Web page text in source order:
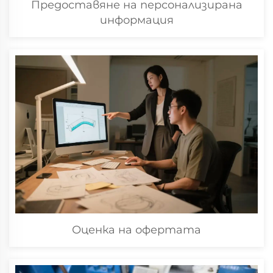
Предоставяне на персонализирана
информация
Оценка на офертата